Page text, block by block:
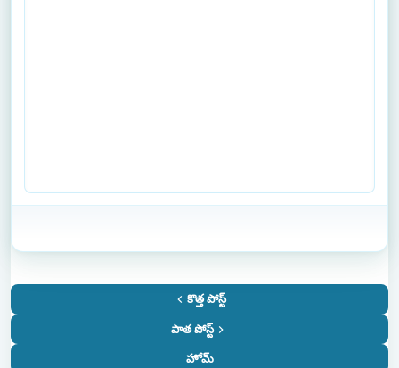
కొత్త పోస్ట్
పాత పోస్ట్
హోమ్